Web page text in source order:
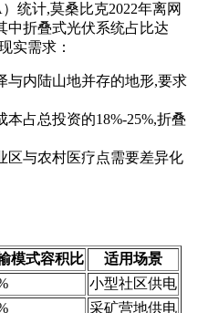
统计,莫桑比克2022年离网
中折叠式光伏系统占比达
实需求：
与内陆山地并存的地形,要求
本占总投资的18%-25%,折叠
区与农村医疗点需要差异化
模式容积比
适用场景
小型社区供电
采矿营地供电